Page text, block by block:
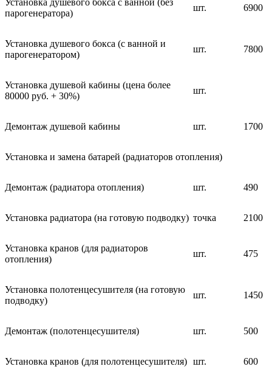
Установка душевого бокса с ванной (без
парогенератора)
шт. 6900
Установка душевого бокса (с ванной и
парогенератором)
шт. 7800
Установка душевой кабины (цена более
80000 руб. + 30%)
шт.
Демонтаж душевой кабины шт. 1700
Установка и замена батарей (радиаторов отопления)
Демонтаж (радиатора отопления) шт. 490
Установка радиатора (на готовую подводку) точка 2100
Установка кранов (для радиаторов
отопления)
шт. 475
Установка полотенцесушителя (на готовую
подводку)
шт. 1450
Демонтаж (полотенцесушителя) шт. 500
Установка кранов (для полотенцесушителя) шт. 600